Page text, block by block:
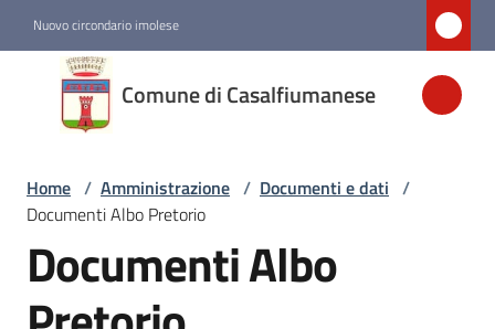
Nuovo circondario imolese
Comune di Casalfiumanese
Comune di
Casalfiumanese
Amministrazione
Menu selezionato
Novità
Home / Amministrazione / Documenti e dati /
Documenti Albo Pretorio
Documenti Albo